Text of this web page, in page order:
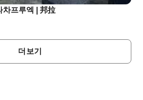
차프루엑 | 邦拉
더보기